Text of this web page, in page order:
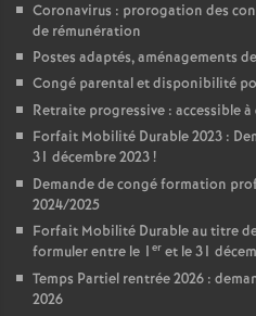
Coronavirus : prorogation des
de rémunération
Postes adaptés, aménagements
Congé parental et disponibilité
Retraite progressive : accessible à
Forfait Mobilité Durable 2023 :
31 décembre 2023!
Demande de congé formation
2024/2025
Forfait Mobilité Durable au titre
formuler entre le 1 er et le 31
Temps Partiel rentrée 2026 :
2026